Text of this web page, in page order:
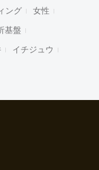
ング 女性
基盤
イチジュウ